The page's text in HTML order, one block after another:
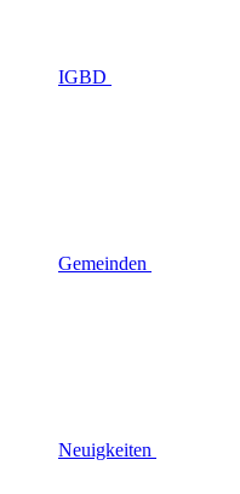
IGBD
Gemeinden
Neuigkeiten